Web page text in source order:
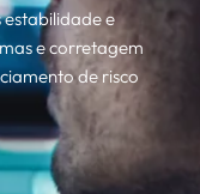
estabilidade e
e corretagem
de risco